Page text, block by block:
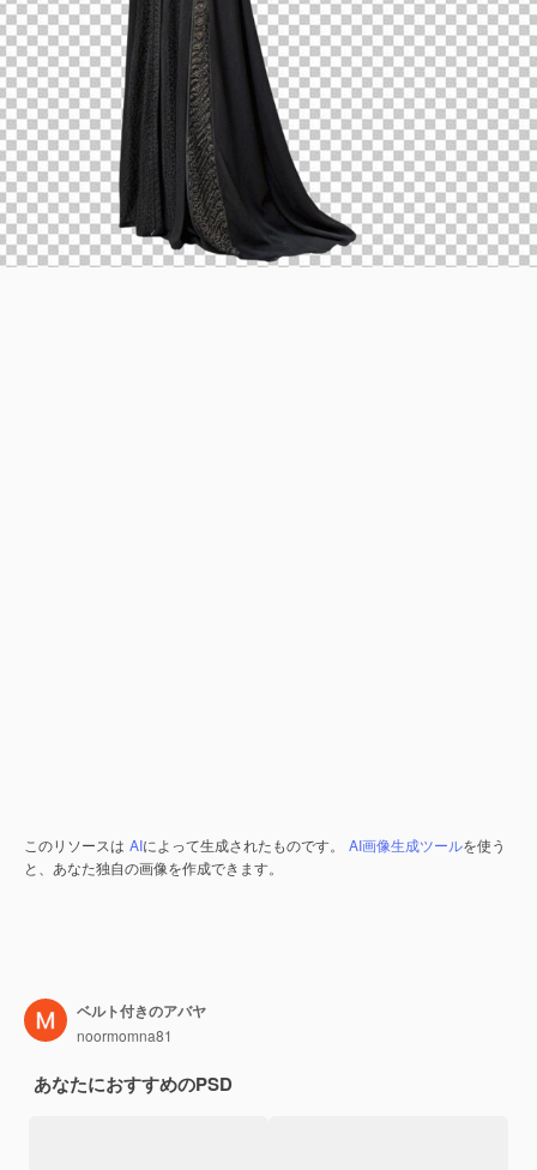
このリソースは AIによって生成されたものです。 AI画像生成ツールを使う
と、あなた独自の画像を作成できます。
ベルト付きのアバヤ
noormomna81
あなたにおすすめのPSD